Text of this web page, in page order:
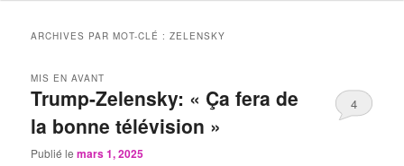
principal
secondaire
ARCHIVES PAR MOT-CLÉ :ZELENSKY
Trump-Zelensky: « Ça fera de
la bonne télévision »
MIS EN AVANT
Publié lemars 1, 2025
4